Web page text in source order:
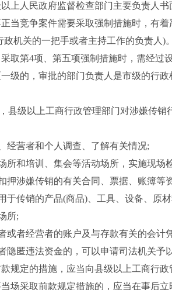
上人民政府监督检查部门主要负责人书
竞争案件需要采取强制措施时，有着
机关的一把手或者主持工作的负责人)
取第4项、第五项强制措施时，需经过
级的，审批的部门负责人是市级的行
级以上工商行政管理部门对涉嫌传销
营者和个人调查、了解有关情况;
和培训、集会等活动场所，实施现场
涉嫌传销的有关合同、票据、账簿等
传销的产品(商品)、工具、设备、原材
所;
者经营者的账户及与存款有关的会计
匿违法资金的，可以申请司法机关予以
定的措施，应当向县级以上工商行政
场采取前款规定措施的，应当在事后